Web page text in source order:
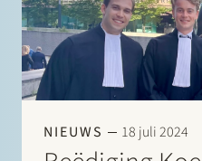
NIEUWS 18 juli 2024